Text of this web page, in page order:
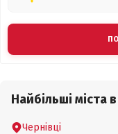
Найбільші міста в
Чернівці